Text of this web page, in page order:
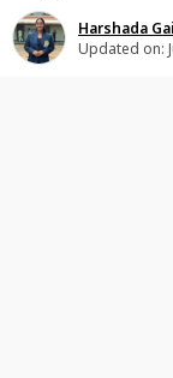
Harshada
Updated on: